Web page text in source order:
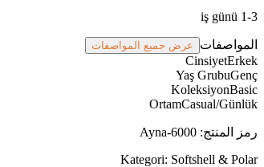
1-3 iş günü
المواصفات عرض جميع المواصفات
CinsiyetErkek
Yaş GrubuGenç
KoleksiyonBasic
OrtamCasual/Günlük
رمز المنتج:
Ayna-6000
Kategori: Softshell & Polar